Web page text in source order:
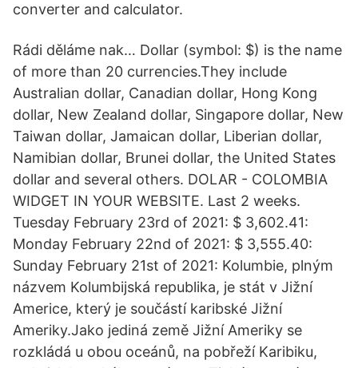
converter and calculator.
Rádi děláme nak… Dollar (symbol: $) is the name
of more than 20 currencies.They include
Australian dollar, Canadian dollar, Hong Kong
dollar, New Zealand dollar, Singapore dollar, New
Taiwan dollar, Jamaican dollar, Liberian dollar,
Namibian dollar, Brunei dollar, the United States
dollar and several others. DOLAR - COLOMBIA
WIDGET IN YOUR WEBSITE. Last 2 weeks.
Tuesday February 23rd of 2021: $ 3,602.41:
Monday February 22nd of 2021: $ 3,555.40:
Sunday February 21st of 2021: Kolumbie, plným
názvem Kolumbijská republika, je stát v Jižní
Americe, který je součástí karibské Jižní
Ameriky.Jako jediná země Jižní Ameriky se
rozkládá u obou oceánů, na pobřeží Karibiku,